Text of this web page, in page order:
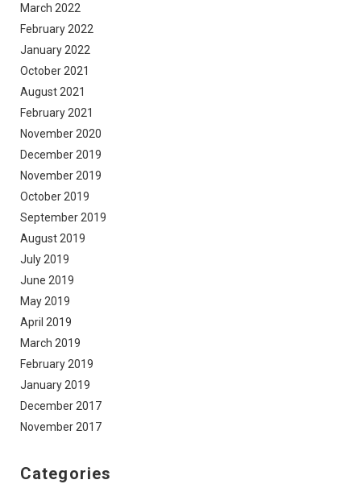
March 2022
February 2022
January 2022
October 2021
August 2021
February 2021
November 2020
December 2019
November 2019
October 2019
September 2019
August 2019
July 2019
June 2019
May 2019
April 2019
March 2019
February 2019
January 2019
December 2017
November 2017
Categories